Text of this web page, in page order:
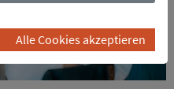
Alle Cookies akzeptieren